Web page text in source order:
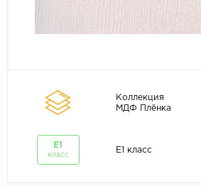
Коллекция
МДФ Плёнка
E1
класс
E1 класс